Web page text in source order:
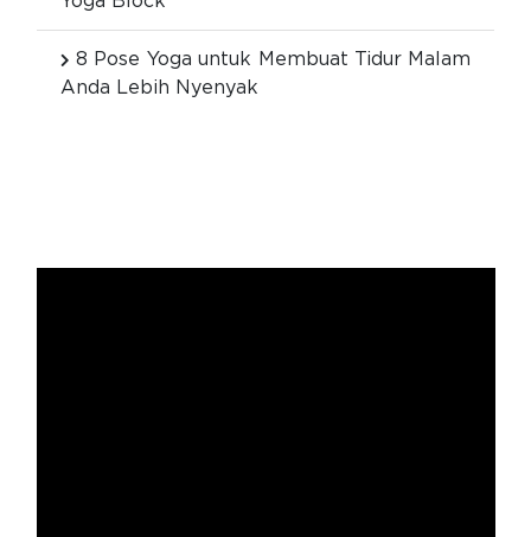
8 Pose Yoga untuk Membuat Tidur Malam
Anda Lebih Nyenyak